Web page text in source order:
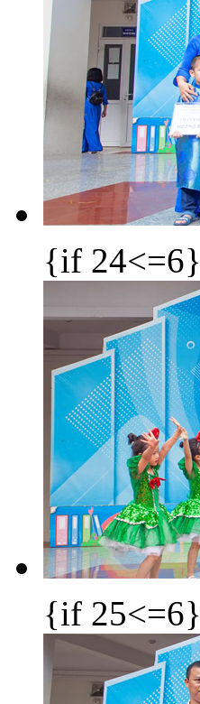
{if 24<=6}
{if 25<=6}